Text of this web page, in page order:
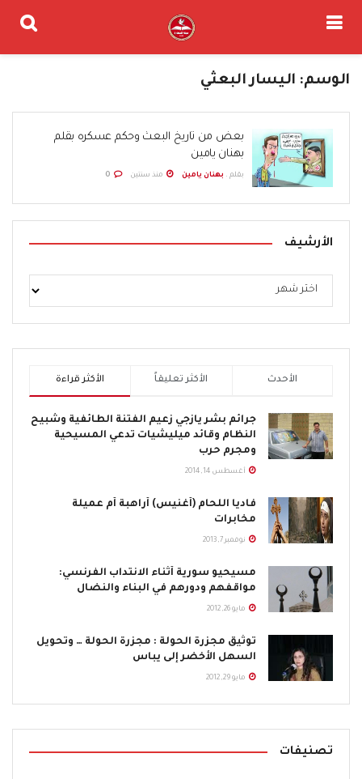
الوسم: اليسار البعثي
بعض من تاريخ البعث وحكم عسكره بقلم
بهنان يامين
بقلم . بهنان يامين منذ سنتين
الأرشيف
الأكثر قراءة الأكثر تعليقاً الأحدث
جرائم بشر يازجي زعيم الفتنة الطائفية وشبيح
النظام وقائد ميليشيات تدعي المسيحية
ومجرم حرب
أغسطس 14, 2014
فاديا اللحام (أغنيس) أراهبة أم عميلة
مخابرات
نوفمبر 7, 2013
مسيحيو سورية أثناء الانتداب الفرنسي:
مواقفهم ودورهم في البناء والنضال
مايو 26, 2012
توثيق مجزرة الحولة : مجزرة الحولة … وتحويل
السهل الأخضر إلى يباس
مايو 29, 2012
تصنيفات